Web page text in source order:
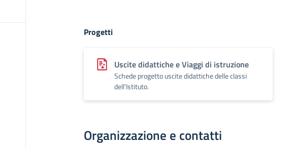
Progetti
Uscite didattiche e Viaggi di istruzione
Schede progetto uscite didattiche delle classi
dell'Istituto.
Organizzazione e contatti